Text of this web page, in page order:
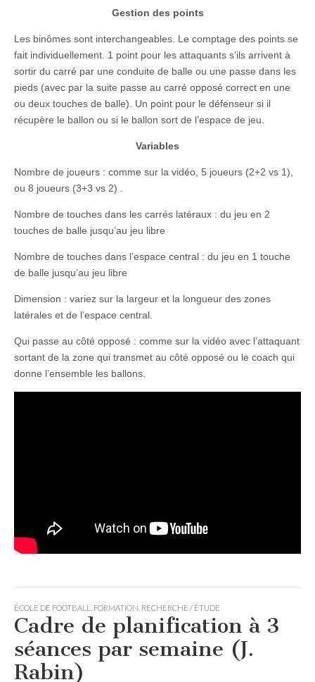
Gestion des points
Les binômes sont interchangeables. Le comptage des points se
fait individuellement. 1 point pour les attaquants s’ils arrivent à
sortir du carré par une conduite de balle ou une passe dans les
pieds (avec par la suite passe au carré opposé correct en une
ou deux touches de balle). Un point pour le défenseur si il
récupère le ballon ou si le ballon sort de l’espace de jeu.
Variables
Nombre de joueurs : comme sur la vidéo, 5 joueurs (2+2 vs 1),
ou 8 joueurs (3+3 vs 2) .
Nombre de touches dans les carrés latéraux : du jeu en 2
touches de balle jusqu’au jeu libre
Nombre de touches dans l’espace central : du jeu en 1 touche
de balle jusqu’au jeu libre
Dimension : variez sur la largeur et la longueur des zones
latérales et de l’espace central.
Qui passe au côté opposé : comme sur la vidéo avec l’attaquant
sortant de la zone qui transmet au côté opposé ou le coach qui
donne l’ensemble les ballons.
ÉCOLE DE FOOTBALL FORMATION RECHERCHE / ÉTUDE
Cadre de planification à 3
séances par semaine (J.
Rabin)